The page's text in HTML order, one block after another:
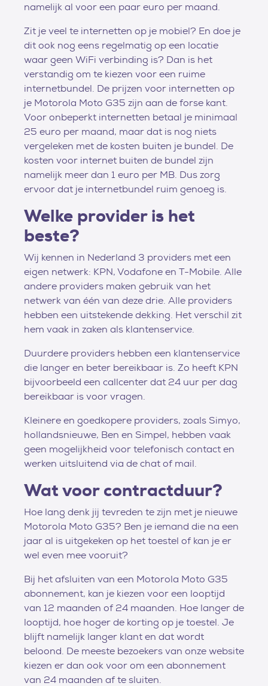
namelijk al voor een paar euro per maand.
Zit je veel te internetten op je mobiel? En doe je
dit ook nog eens regelmatig op een locatie
waar geen WiFi verbinding is? Dan is het
verstandig om te kiezen voor een ruime
internetbundel. De prijzen voor internetten op
je Motorola Moto G35 zijn aan de forse kant.
Voor onbeperkt internetten betaal je minimaal
25 euro per maand, maar dat is nog niets
vergeleken met de kosten buiten je bundel. De
kosten voor internet buiten de bundel zijn
namelijk meer dan 1 euro per MB. Dus zorg
ervoor dat je internetbundel ruim genoeg is.
Welke provider is het
beste?
Wij kennen in Nederland 3 providers met een
eigen netwerk: KPN, Vodafone en T-Mobile. Alle
andere providers maken gebruik van het
netwerk van één van deze drie. Alle providers
hebben een uitstekende dekking. Het verschil zit
hem vaak in zaken als klantenservice.
Duurdere providers hebben een klantenservice
die langer en beter bereikbaar is. Zo heeft KPN
bijvoorbeeld een callcenter dat 24 uur per dag
bereikbaar is voor vragen.
Kleinere en goedkopere providers, zoals Simyo,
hollandsnieuwe, Ben en Simpel, hebben vaak
geen mogelijkheid voor telefonisch contact en
werken uitsluitend via de chat of mail.
Wat voor contractduur?
Hoe lang denk jij tevreden te zijn met je nieuwe
Motorola Moto G35? Ben je iemand die na een
jaar al is uitgekeken op het toestel of kan je er
wel even mee vooruit?
Bij het afsluiten van een Motorola Moto G35
abonnement, kan je kiezen voor een looptijd
van 12 maanden of 24 maanden. Hoe langer de
looptijd, hoe hoger de korting op je toestel. Je
blijft namelijk langer klant en dat wordt
beloond. De meeste bezoekers van onze website
kiezen er dan ook voor om een abonnement
van 24 maanden af te sluiten.